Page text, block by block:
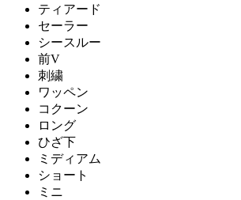
ティアード
セーラー
シースルー
前V
刺繍
ワッペン
コクーン
ロング
ひざ下
ミディアム
ショート
ミニ